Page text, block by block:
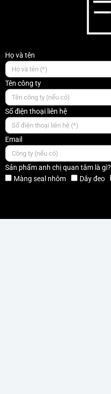
Họ và tên
Tên công ty
Số điện thoại liên hệ
Email
Sản phẩm anh chị quan tâm là gì?
Màng seal nhôm
Dây đeo